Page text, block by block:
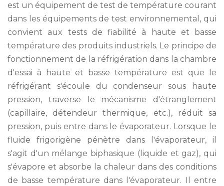
est un équipement de test de température courant
dans les équipements de test environnemental, qui
convient aux tests de fiabilité à haute et basse
température des produits industriels. Le principe de
fonctionnement de la réfrigération dans la chambre
d'essai à haute et basse température est que le
réfrigérant s'écoule du condenseur sous haute
pression, traverse le mécanisme d'étranglement
(capillaire, détendeur thermique, etc.), réduit sa
pression, puis entre dans le évaporateur. Lorsque le
fluide frigorigène pénètre dans l'évaporateur, il
s'agit d'un mélange biphasique (liquide et gaz), qui
s'évapore et absorbe la chaleur dans des conditions
de basse température dans l'évaporateur. Il entre